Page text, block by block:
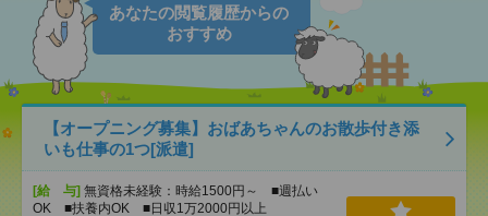
あなたの閲覧履歴からの
おすすめ
【オープニング募集】おばあちゃんのお散歩付き添
いも仕事の1つ[派遣]
[給 与] 無資格未経験：時給1500円～ ■週払い
OK ■扶養内OK ■日収1万2000円以上